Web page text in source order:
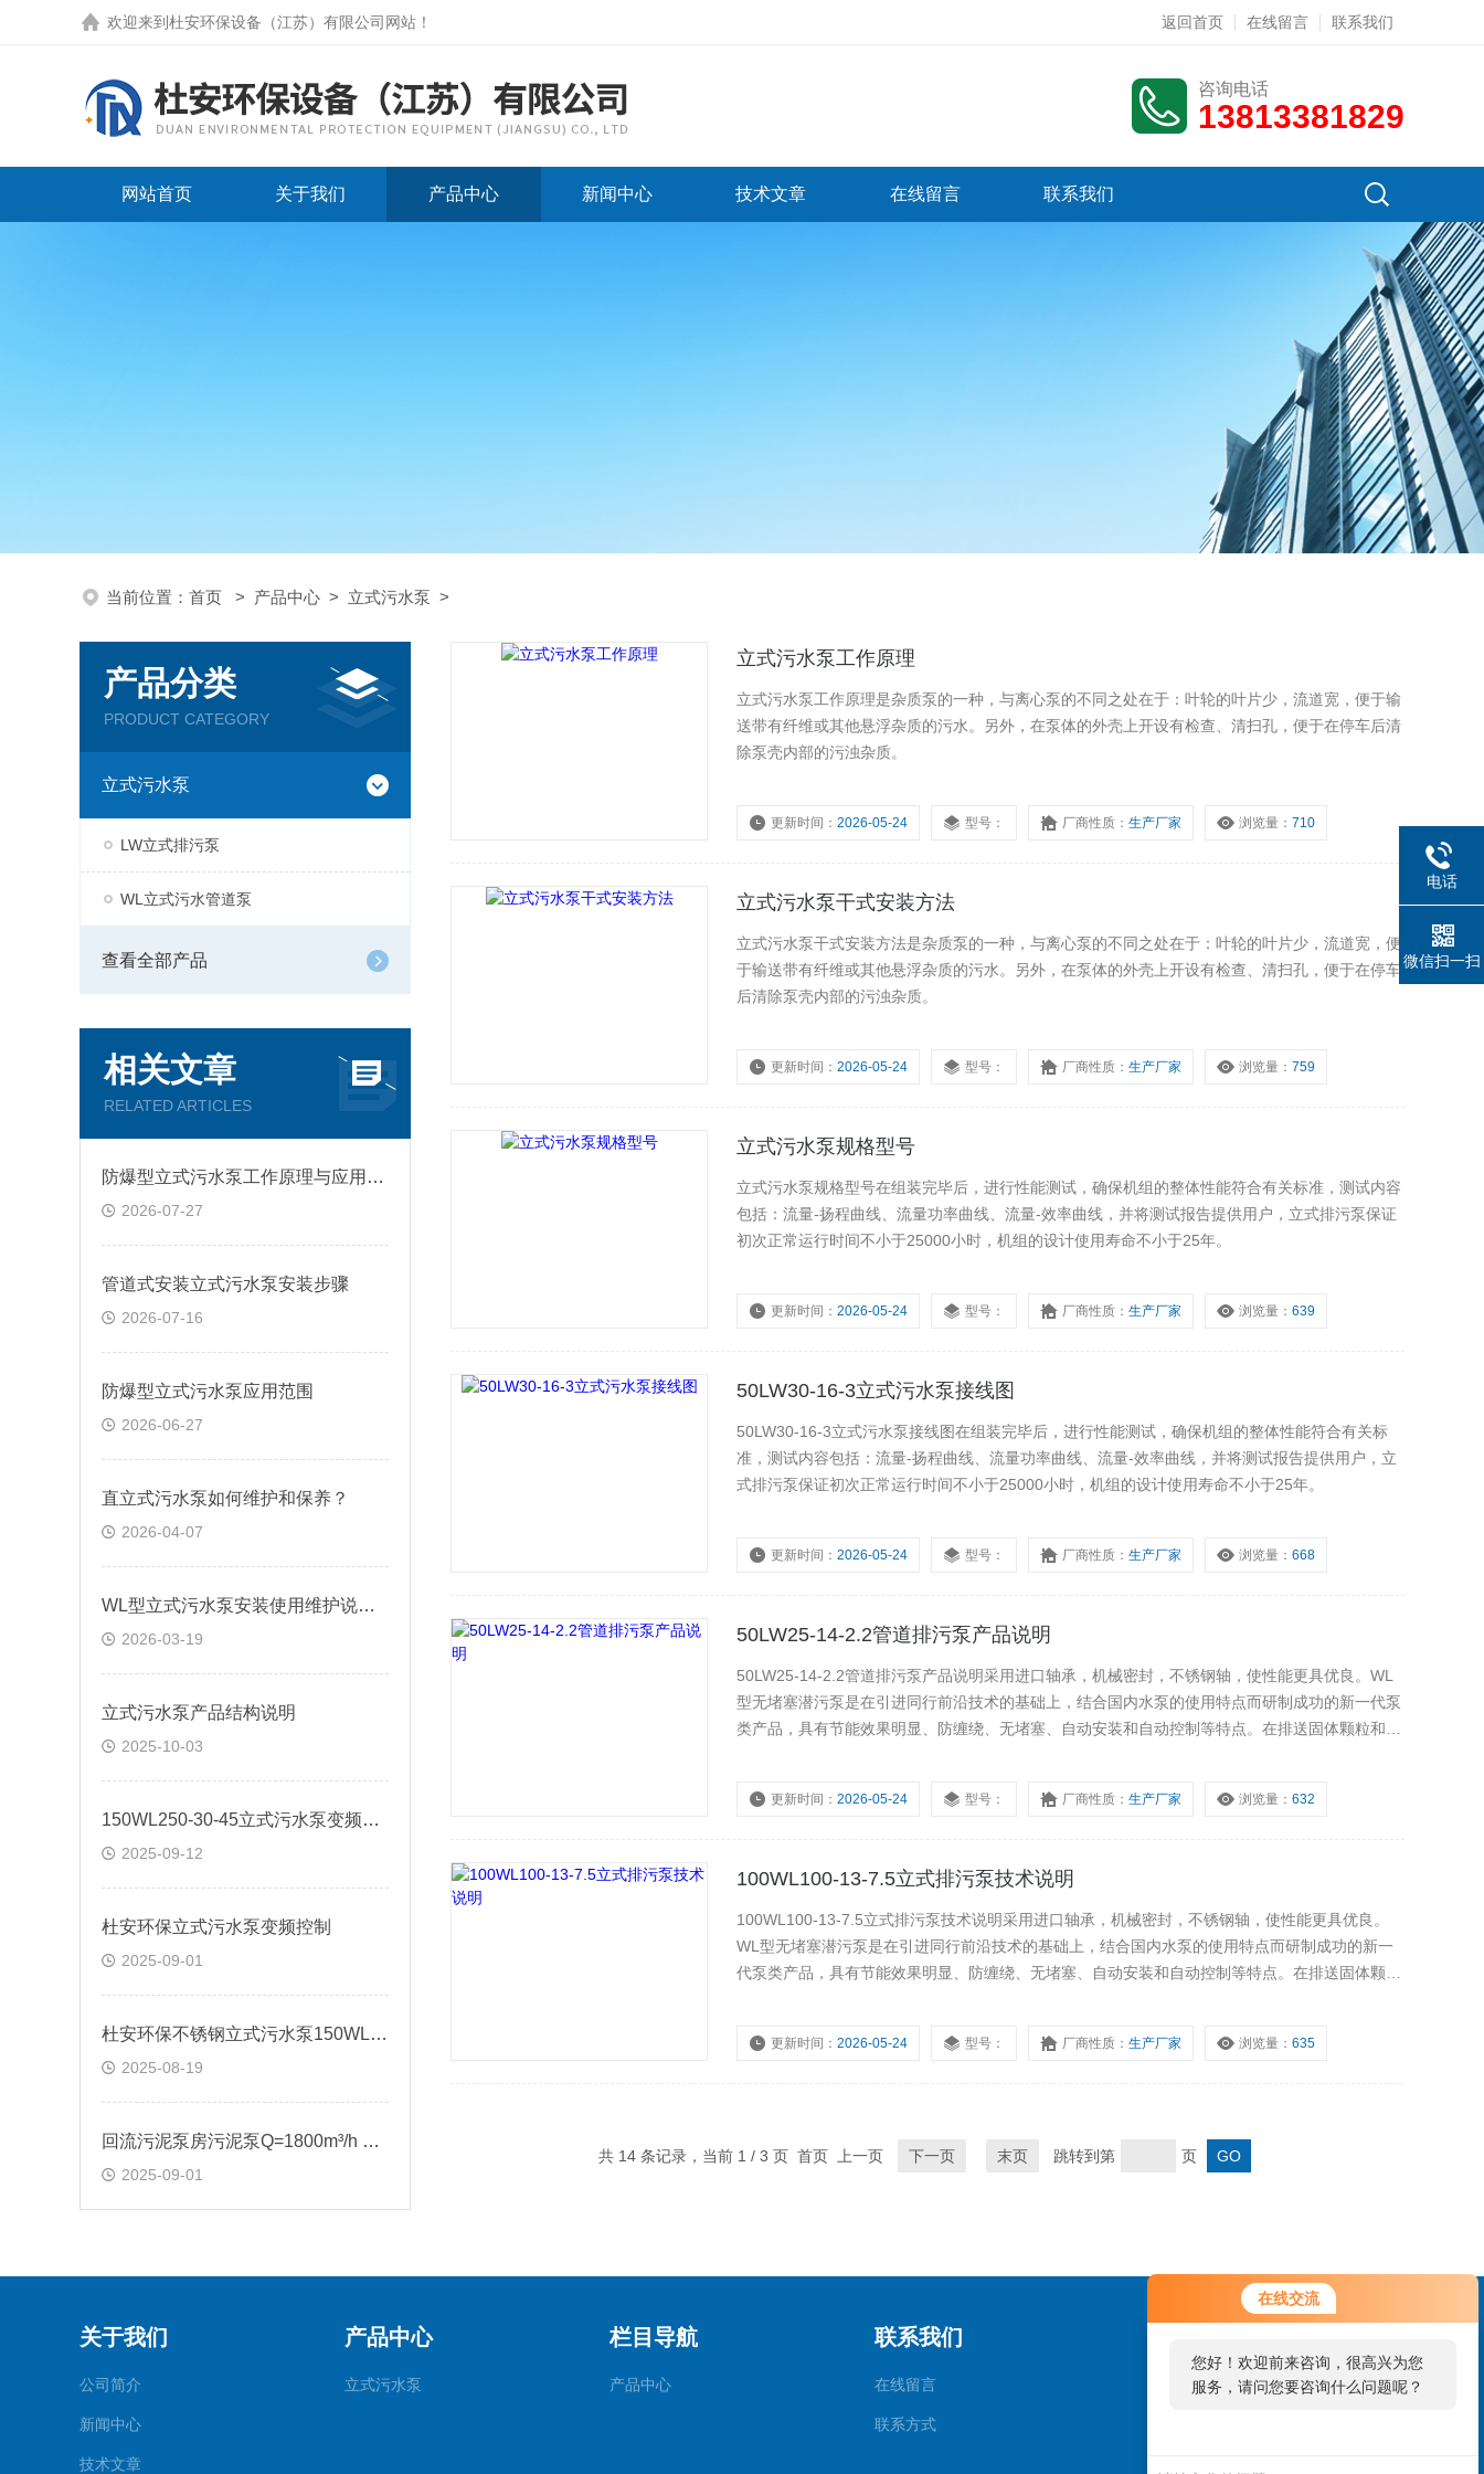
在线交流
您好！欢迎前来咨询，很高兴为您
服务，请问您要咨询什么问题呢？
欢迎来到 杜安环保设备（江苏）有限公司网站 ！ 返回首页 在线留言 联系我们
咨询电话
13813381829
网站首页 关于我们 产品中心 新闻中心 技术文章 在线留言 联系我们
当前位置： 首页 > 产品中心 > 立式污水泵 >
产品分类
PRODUCT CATEGORY
立式污水泵
LW立式排污泵
WL立式污水管道泵
查看全部产品
相关文章
RELATED ARTICLES
防爆型立式污水泵工作原理与应用范围
2026-07-27
管道式安装立式污水泵安装步骤
2026-07-16
防爆型立式污水泵应用范围
2026-06-27
直立式污水泵如何维护和保养？
2026-04-07
WL型立式污水泵安装使用维护说明书
2026-03-19
立式污水泵产品结构说明
2025-10-03
150WL250-30-45立式污水泵变频控制
2025-09-12
杜安环保立式污水泵变频控制
2025-09-01
杜安环保不锈钢立式污水泵150WL150-10-11
2025-08-19
回流污泥泵房污泥泵Q=1800m³/h H=10m N≤7.5KW
2025-09-01
立式污水泵工作原理
立式污水泵工作原理是杂质泵的一种，与离心泵的不同之处在于：叶轮的叶片少，流道宽，便于输
送带有纤维或其他悬浮杂质的污水。另外，在泵体的外壳上开设有检查、清扫孔，便于在停车后清
除泵壳内部的污浊杂质。
更新时间：2026-05-24 型号： 厂商性质：生产厂家 浏览量：710
立式污水泵干式安装方法
立式污水泵干式安装方法是杂质泵的一种，与离心泵的不同之处在于：叶轮的叶片少，流道宽，便
于输送带有纤维或其他悬浮杂质的污水。另外，在泵体的外壳上开设有检查、清扫孔，便于在停车
后清除泵壳内部的污浊杂质。
更新时间：2026-05-24 型号： 厂商性质：生产厂家 浏览量：759
立式污水泵规格型号
立式污水泵规格型号在组装完毕后，进行性能测试，确保机组的整体性能符合有关标准，测试内容
包括：流量-扬程曲线、流量功率曲线、流量-效率曲线，并将测试报告提供用户，立式排污泵保证
初次正常运行时间不小于25000小时，机组的设计使用寿命不小于25年。
更新时间：2026-05-24 型号： 厂商性质：生产厂家 浏览量：639
50LW30-16-3立式污水泵接线图
50LW30-16-3立式污水泵接线图在组装完毕后，进行性能测试，确保机组的整体性能符合有关标
准，测试内容包括：流量-扬程曲线、流量功率曲线、流量-效率曲线，并将测试报告提供用户，立
式排污泵保证初次正常运行时间不小于25000小时，机组的设计使用寿命不小于25年。
更新时间：2026-05-24 型号： 厂商性质：生产厂家 浏览量：668
50LW25-14-2.2管道排污泵产品说明
50LW25-14-2.2管道排污泵产品说明采用进口轴承，机械密封，不锈钢轴，使性能更具优良。WL
型无堵塞潜污泵是在引进同行前沿技术的基础上，结合国内水泵的使用特点而研制成功的新一代泵
类产品，具有节能效果明显、防缠绕、无堵塞、自动安装和自动控制等特点。在排送固体颗粒和长
更新时间：2026-05-24 型号： 厂商性质：生产厂家 浏览量：632
100WL100-13-7.5立式排污泵技术说明
100WL100-13-7.5立式排污泵技术说明采用进口轴承，机械密封，不锈钢轴，使性能更具优良。
WL型无堵塞潜污泵是在引进同行前沿技术的基础上，结合国内水泵的使用特点而研制成功的新一
代泵类产品，具有节能效果明显、防缠绕、无堵塞、自动安装和自动控制等特点。在排送固体颗粒
更新时间：2026-05-24 型号： 厂商性质：生产厂家 浏览量：635
共 14 条记录，当前 1 / 3 页 首页 上一页 下一页 末页 跳转到第 页
关于我们
公司简介
新闻中心
技术文章
产品中心
立式污水泵
栏目导航
产品中心
联系我们
在线留言
联系方式
电话
微信扫一扫